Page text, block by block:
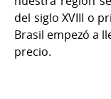
del siglo XVIII o
Brasil empezó a
precio.